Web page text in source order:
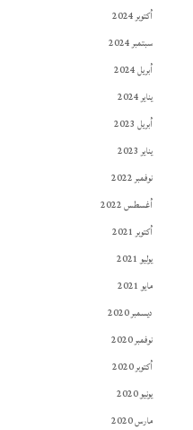
أكتوبر 2024
سبتمبر 2024
أبريل 2024
يناير 2024
أبريل 2023
يناير 2023
نوفمبر 2022
أغسطس 2022
أكتوبر 2021
يوليو 2021
مايو 2021
ديسمبر 2020
نوفمبر 2020
أكتوبر 2020
يونيو 2020
مارس 2020